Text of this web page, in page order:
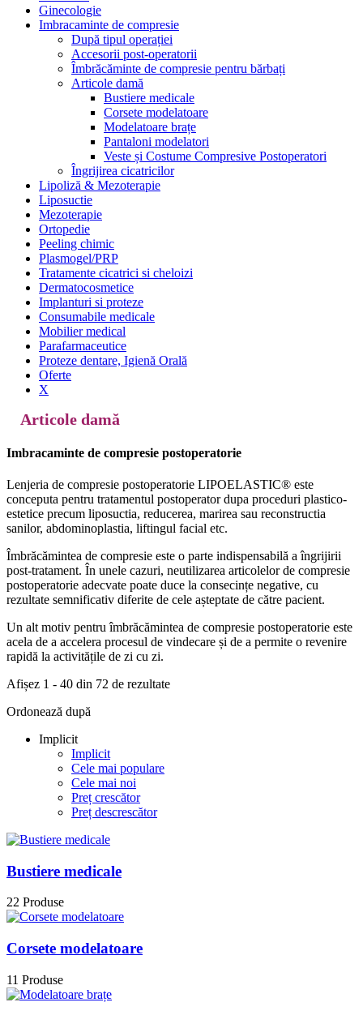
Ginecologie
Imbracaminte de compresie
După tipul operației
Accesorii post-operatorii
Îmbrăcăminte de compresie pentru bărbați
Articole damă
Bustiere medicale
Corsete modelatoare
Modelatoare brațe
Pantaloni modelatori
Veste și Costume Compresive Postoperatori
Îngrijirea cicatricilor
Lipoliză & Mezoterapie
Liposuctie
Mezoterapie
Ortopedie
Peeling chimic
Plasmogel/PRP
Tratamente cicatrici si cheloizi
Dermatocosmetice
Implanturi si proteze
Consumabile medicale
Mobilier medical
Parafarmaceutice
Proteze dentare, Igienă Orală
Oferte
X
Articole damă
Imbracaminte de compresie postoperatorie
Lenjeria de compresie postoperatorie LIPOELASTIC® este
conceputa pentru tratamentul postoperator dupa proceduri plastico-
estetice precum liposuctia, reducerea, marirea sau reconstructia
sanilor, abdominoplastia, liftingul facial etc.
Îmbrăcămintea de compresie este o parte indispensabilă a îngrijirii
post-tratament. În unele cazuri, neutilizarea articolelor de compresie
postoperatorie adecvate poate duce la consecințe negative, cu
rezultate semnificativ diferite de cele așteptate de către pacient.
Un alt motiv pentru îmbrăcămintea de compresie postoperatorie este
acela de a accelera procesul de vindecare și de a permite o revenire
rapidă la activitățile de zi cu zi.
Afișez 1 - 40 din 72 de rezultate
Ordonează după
Implicit
Implicit
Cele mai populare
Cele mai noi
Preț crescător
Preț descrescător
Bustiere medicale
22 Produse
Corsete modelatoare
11 Produse